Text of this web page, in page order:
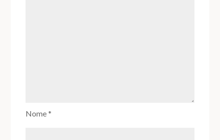
Nome*